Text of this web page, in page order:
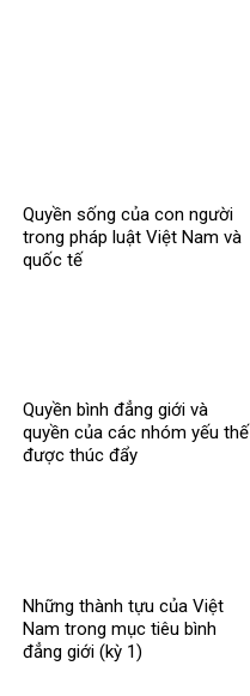
Quyền sống của con người
trong pháp luật Việt Nam và
quốc tế
Quyền bình đẳng giới và
quyền của các nhóm yếu thế
được thúc đẩy
Những thành tựu của Việt
Nam trong mục tiêu bình
đẳng giới (kỳ 1)